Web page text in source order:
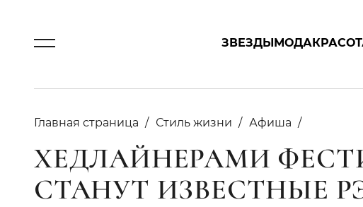
ЗВЕЗДЫМОДА
Главная страница Стиль жизни Афиша
ХЕДЛАЙНЕРАМИ
СТАНУТ ИЗВЕСТНЫЕ